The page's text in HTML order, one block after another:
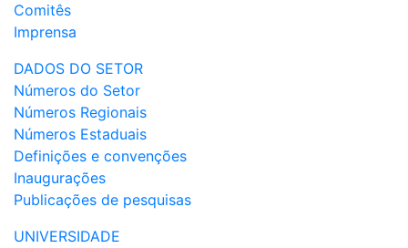
Comitês
Imprensa
DADOS DO SETOR
Números do Setor
Números Regionais
Números Estaduais
Definições e convenções
Inaugurações
Publicações de pesquisas
UNIVERSIDADE